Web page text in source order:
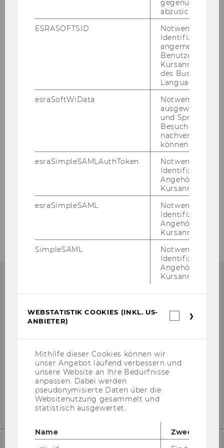
Bibliotheksinformation
Literaturverwaltung
Literatur für Lehrveranstaltungen
Bibliotheksinformation
(Fragen zur Recherche)
Tel:+43 1 31336-4990
E-Mail: bibliothek@wu.ac.at
gegenüber
abzusichern.
ESRASOFTSID
Notwendig zur
Identifizierung
angemeldeten
Benutzers im
des Business
Language
esraSoftWiData
Notwendig um
ausgewählte
und
Besuchers
nachverfolgen
können.
esraSimpleSAMLAuthToken
Notwendig zur
Identifizierung
Angehörige/r für
Kursanmeldung.
esraSimpleSAML
Notwendig zur
Identifizierung
Angehörige/r für
Kursanmeldung.
SimpleSAML
Notwendig zur
Identifizierung
Angehörige/r für
Kursanmeldung.
WEBSTATISTIK COOKIES (INKL. US-
ANBIETER)
Mithilfe dieser Cookies können wir
unser Angebot laufend verbessern und
unsere Website an Ihre Bedürfnisse
anpassen. Dabei werden
pseudonymisierte Daten über die
Websitenutzung gesammelt und
statistisch ausgewertet.
Name
Zweck